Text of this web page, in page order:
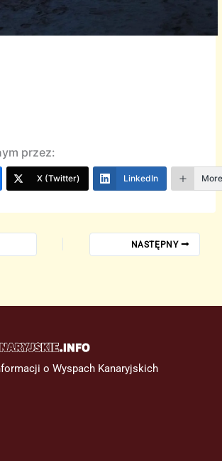
przez:
X (Twitter) LinkedIn
NASTĘPNY
o Wyspach Kanaryjskich